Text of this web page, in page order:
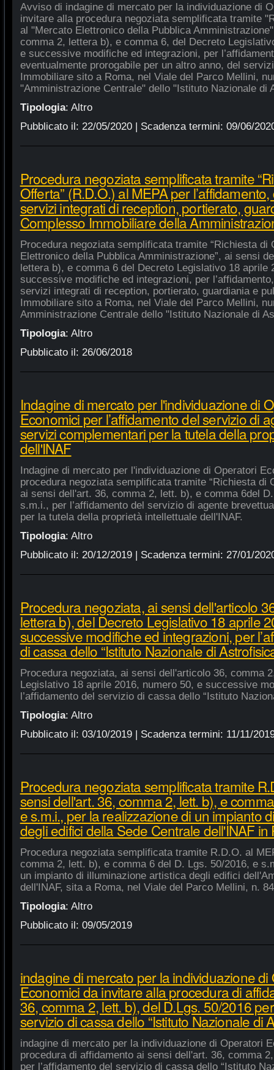
Avviso di indagine di mercato per la individuazione di
invitare alla procedura negoziata semplificata tramite
al "Mercato Elettronico della Pubblica
comma 2, lettera b), e comma 6, del Decreto
e successive modifiche ed integrazioni, per
eventualmente prorogabile per un altro anno, del
Immobiliare sito a Roma, nel Viale del Parco Mellini,
"Amministrazione Centrale" dello "Istituto Nazionale di
Tipologia: Altro
Pubblicato il: 22/05/2020| Scadenza termini: 09/06/
Procedura negoziata semplificata tramite
Offerta” (R.D.O.) al MEPA per
servizi integrati di reception, portierato,
Complesso Immobiliare della
Procedura negoziata semplificata tramite “Richiesta di
Elettronico della Pubblica Amministrazione”, ai sensi
lettera b), e comma 6 del Decreto Legislativo 18 aprile
successive modifiche ed integrazioni, per
servizi integrati di reception, portierato, guardiania e
Immobiliare sito a Roma, nel Viale del Parco Mellini,
Amministrazione Centrale dello "Istituto Nazionale di
Tipologia: Altro
Pubblicato il: 26/06/2018
Indagine di mercato per l'individuazione di
Economici per l’affidamento del servizio di
servizi complementari per la tutela della
dell'INAF
Indagine di mercato per l'individuazione di Operatori
procedura negoziata semplificata tramite “Richiesta di
ai sensi dell'art. 36, comma 2, lett. b), e comma 6del
s.m.i., per l’affidamento del servizio di agente
per la tutela della proprietà intellettuale dell'INAF.
Tipologia: Altro
Pubblicato il: 20/12/2019| Scadenza termini: 27/01/
Procedura negoziata, ai sensi dell'articolo
lettera b), del Decreto Legislativo 18 aprile
successive modifiche ed integrazioni, per
di cassa dello “Istituto Nazionale di
Procedura negoziata, ai sensi dell'articolo 36, comma
Legislativo 18 aprile 2016, numero 50, e successive
l’affidamento del servizio di cassa dello “Istituto
Tipologia: Altro
Pubblicato il: 03/10/2019| Scadenza termini: 11/11/
Procedura negoziata semplificata tramite
sensi dell'art. 36, comma 2, lett. b), e
e s.m.i., per la realizzazione di un impianto
degli edifici della Sede Centrale dell'INAF in
Procedura negoziata semplificata tramite R.D.O. al
comma 2, lett. b), e comma 6 del D. Lgs. 50/2016, e
un impianto di illuminazione artistica degli edifici
dell'INAF, sita a Roma, nel Viale del Parco Mellini, n. 84
Tipologia: Altro
Pubblicato il: 09/05/2019
indagine di mercato per la individuazione di
Economici da invitare alla procedura di
36, comma 2, lett. b), del D.Lgs. 50/2016
servizio di cassa dello “Istituto Nazionale di
indagine di mercato per la individuazione di Operatori
procedura di affidamento ai sensi dell'art. 36, comma
per l’affidamento del servizio di cassa dello “Istituto